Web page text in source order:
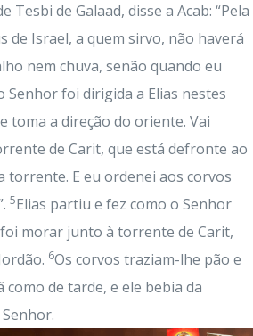
Tesbi de Galaad, disse a Acab: “Pela
de Israel, a quem sirvo, não haverá
nem chuva, senão quando eu
Senhor foi dirigida a Elias nestes
toma a direção do oriente. Vai
de Carit, que está defronte ao
torrente. E eu ordenei aos corvos
5Elias partiu e fez como o Senhor
morar junto à torrente de Carit,
6Os corvos traziam-lhe pão e
de tarde, e ele bebia da